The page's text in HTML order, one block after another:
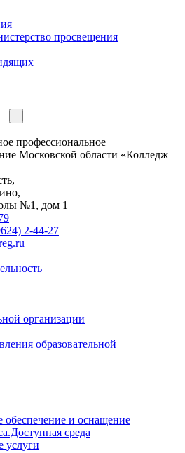
просвещения
профессиональное
Московской области «Колледж
№1, дом 1
2-44-27
организации
образовательной
обеспечение и оснащение
среда
услуги